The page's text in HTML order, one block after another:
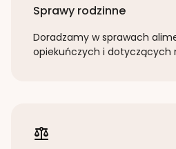
Sprawy rodzinne
Doradzamy w sprawach
opiekuńczych i dotyczących